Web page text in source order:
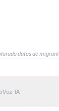
datos de
· IA